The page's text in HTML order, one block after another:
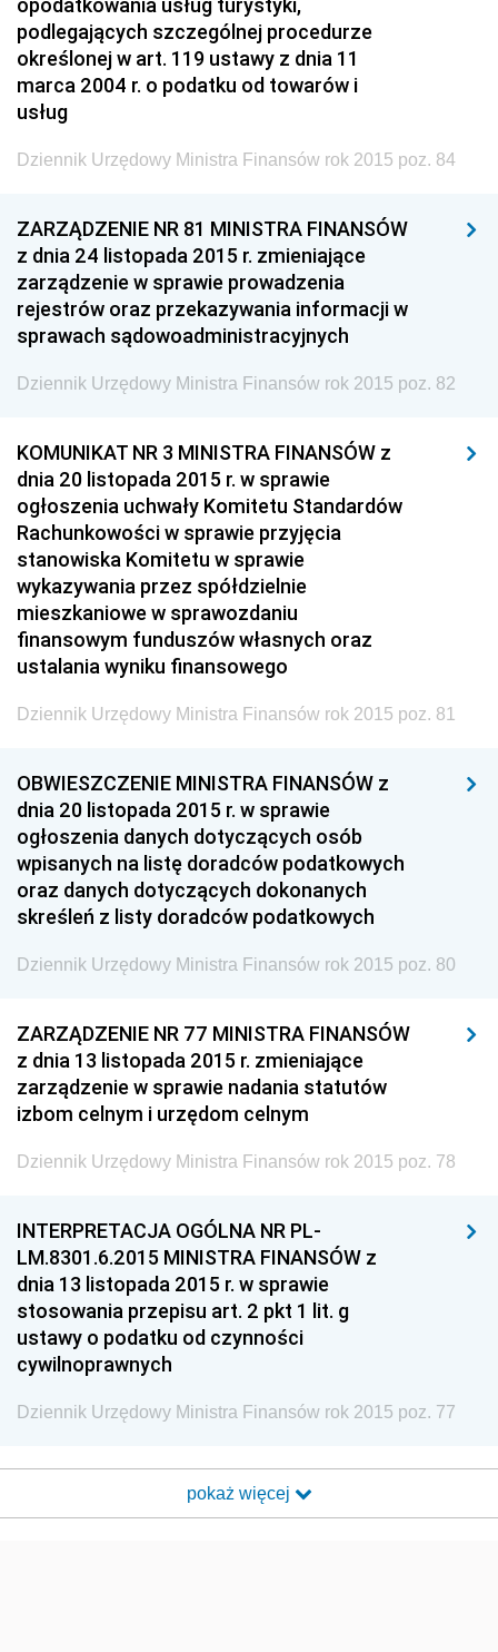
Dziennik Urzędowy Głównego Inspektoratu Transportu
Drogowego
Dziennik Urzędowy Narodowego Banku Polskiego
Dziennik Urzędowy Komendy Głównej Policji
Dziennik Urzędowy Ministra Pracy i Polityki
Dziennik Urzędowy Ministra Transportu, Budownictwa
i Gospodarki Morskiej
Dziennik Urzędowy Ministra Rozwoju i Technologii
Dziennik Urzędowy Ministra Spraw Zagranicznych
Antykorupcyjnego
Wewnętrznego
Dziennik Urzędowy Urzędu Patentowego
Rzeczypospolitej Polskiej
Dziennik Urzędowy Generalnej Dyrekcji Dróg
Krajowych i Autostrad
Dziennik Urzędowy Ministra Środowiska
Dziennik Urzędowy Ministra Administracji i Cyfryzacji
Dziennik Urzędowy Ministra Przemysłu
Dziennik Urzędowy Ministra Finansów i Gospodarki
Dziennik Urzędowy Ministra do Spraw Unii
Europejskiej
Dziennik Urzędowy Agencji Wywiadu
podlegających szczególnej procedurze
określonej w art. 119 ustawy z dnia 11
marca 2004 r. o podatku od towarów i
usług
Dziennik Urzędowy Ministra Finansów rok 2015 poz. 84
ZARZĄDZENIE NR 81 MINISTRA FINANSÓW
z dnia 24 listopada 2015 r. zmieniające
zarządzenie w sprawie prowadzenia
rejestrów oraz przekazywania informacji w
sprawach sądowoadministracyjnych
Dziennik Urzędowy Ministra Finansów rok 2015 poz. 82
KOMUNIKAT NR 3 MINISTRA FINANSÓW z
dnia 20 listopada 2015 r. w sprawie
ogłoszenia uchwały Komitetu Standardów
Rachunkowości w sprawie przyjęcia
stanowiska Komitetu w sprawie
wykazywania przez spółdzielnie
mieszkaniowe w sprawozdaniu
finansowym funduszów własnych oraz
ustalania wyniku finansowego
Dziennik Urzędowy Ministra Finansów rok 2015 poz. 81
OBWIESZCZENIE MINISTRA FINANSÓW z
dnia 20 listopada 2015 r. w sprawie
ogłoszenia danych dotyczących osób
wpisanych na listę doradców podatkowych
oraz danych dotyczących dokonanych
skreśleń z listy doradców podatkowych
Dziennik Urzędowy Ministra Finansów rok 2015 poz. 80
ZARZĄDZENIE NR 77 MINISTRA FINANSÓW
z dnia 13 listopada 2015 r. zmieniające
zarządzenie w sprawie nadania statutów
izbom celnym i urzędom celnym
Dziennik Urzędowy Ministra Finansów rok 2015 poz. 78
INTERPRETACJA OGÓLNA NR PL-
LM.8301.6.2015 MINISTRA FINANSÓW z
dnia 13 listopada 2015 r. w sprawie
stosowania przepisu art. 2 pkt 1 lit. g
ustawy o podatku od czynności
cywilnoprawnych
Dziennik Urzędowy Ministra Finansów rok 2015 poz. 77
pokaż więcej